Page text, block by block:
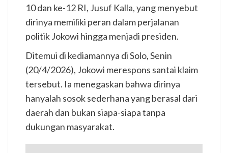
10 dan ke-12 RI, Jusuf Kalla, yang menyebut
dirinya memiliki peran dalam perjalanan
politik Jokowi hingga menjadi presiden.
Ditemui di kediamannya di Solo, Senin
(20/4/2026), Jokowi merespons santai klaim
tersebut. Ia menegaskan bahwa dirinya
hanyalah sosok sederhana yang berasal dari
daerah dan bukan siapa-siapa tanpa
dukungan masyarakat.